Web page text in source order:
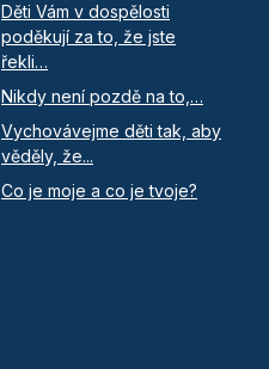
Děti Vám v dospělosti
poděkují za to, že jste
řekli…
Nikdy není pozdě na to,…
Vychovávejme děti tak, aby
věděly, že...
Co je moje a co je tvoje?